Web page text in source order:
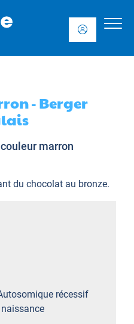
- Berger
marron
du chocolat au bronze.
récessif